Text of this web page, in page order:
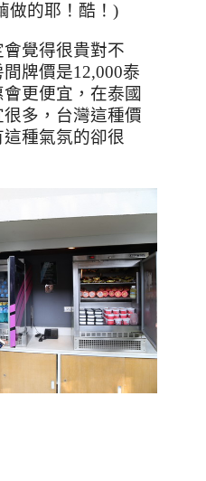
做的耶！酷！)
覺得很貴對不
牌價是12,000泰
更便宜，在泰國
多，台灣這種價
種氣氛的卻很